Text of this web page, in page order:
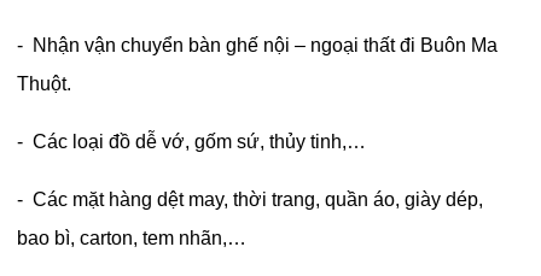
- Nhận vận chuyển bàn ghế nội – ngoại thất đi Buôn Ma
Thuột.
- Các loại đồ dễ vớ, gốm sứ, thủy tinh,…
- Các mặt hàng dệt may, thời trang, quần áo, giày dép,
bao bì, carton, tem nhãn,…